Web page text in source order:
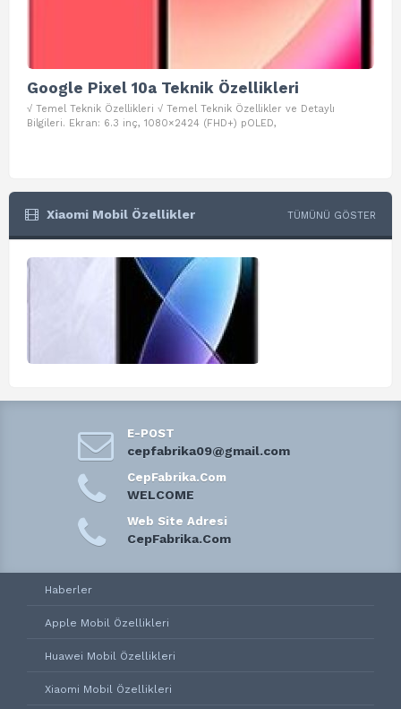
Google Pixel 10a Teknik Özellikleri
√ Temel Teknik Özellikleri √ Temel Teknik Özellikler ve Detaylı
Bilgileri. Ekran: 6.3 inç, 1080×2424 (FHD+) pOLED,
Xiaomi Mobil Özellikler TÜMÜNÜ GÖSTER
E-POST
cepfabrika09@gmail.com
CepFabrika.Com
WELCOME
Web Site Adresi
CepFabrika.Com
Haberler
Apple Mobil Özellikleri
Huawei Mobil Özellikleri
Xiaomi Mobil Özellikleri